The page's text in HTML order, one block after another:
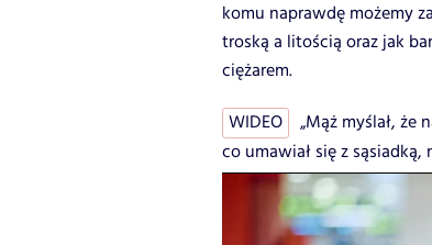
komu naprawdę możemy
troską a litością oraz jak
ciężarem.
WIDEO
„Mąż myślał,
co umawiał się z sąsiadką,